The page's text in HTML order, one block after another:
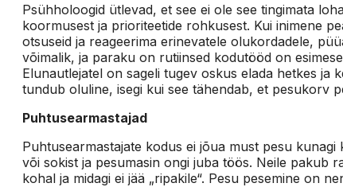
Psühholoogid ütlevad, et see ei ole see tingimata
koormusest ja prioriteetide rohkusest. Kui inimene
otsuseid ja reageerima erinevatele olukordadele,
võimalik, ja paraku on rutiinsed kodutööd on
Elunautlejatel on sageli tugev oskus elada hetkes ja
tundub oluline, isegi kui see tähendab, et pesukorv
Puhtusearmastajad
Puhtusearmastajate kodus ei jõua must pesu
või sokist ja pesumasin ongi juba töös. Neile pakub
kohal ja midagi ei jää „ripakile“. Pesu pesemine on